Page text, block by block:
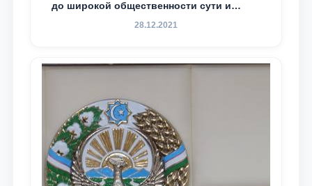
до широкой общественности сути и
содержания задач, определённых в
Мажлису и народу Узбекистана
28.12.2021